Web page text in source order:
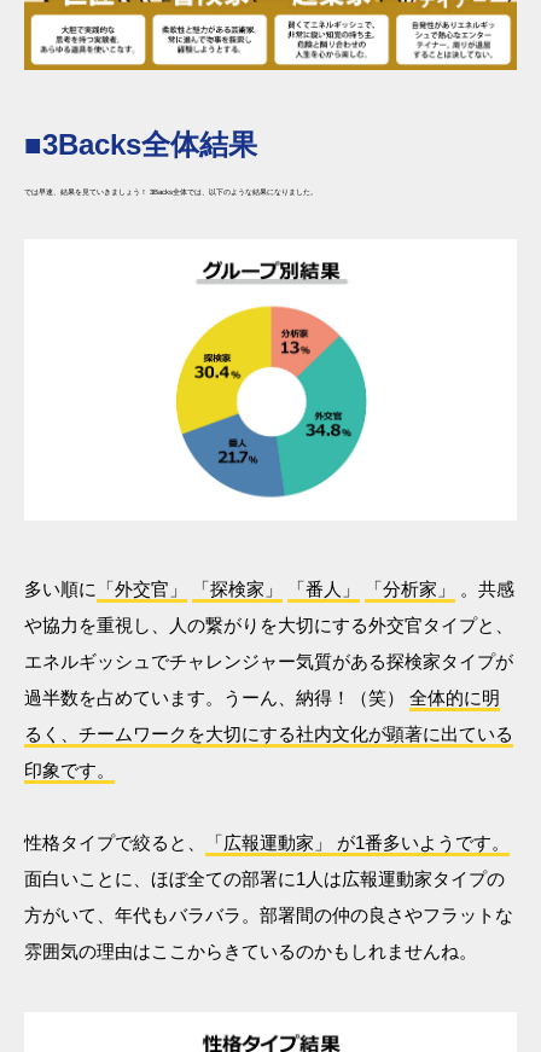
■3Backs全体結果
では早速、結果を見ていきましょう！ 3Backs全体では、以下のような結果になりました。
多い順に 「外交官」 「探検家」 「番人」 「分析家」
。共感
や協力を重視し、人の繋がりを大切にする外交官タイプと、
エネルギッシュでチャレンジャー気質がある探検家タイプが
過半数を占めています。うーん、納得！（笑） 全体的に明
るく、チームワークを大切にする社内文化が顕著に出ている
印象です。
性格タイプで絞ると、
「広報運動家」 が1番多いようです。
面白いことに、ほぼ全ての部署に1人は広報運動家タイプの
方がいて、年代もバラバラ。部署間の仲の良さやフラットな
雰囲気の理由はここからきているのかもしれませんね。